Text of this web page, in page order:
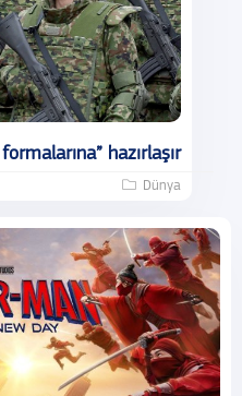
hazırlaşır
Dünya